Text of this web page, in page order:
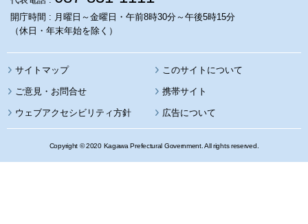
開庁時間 : 月曜日～金曜日・午前8時30分～午後5時15分
（休日・年末年始を除く）
サイトマップ このサイトについて
携帯サイト
ウェブアクセシビリティ方針 広告について
Copyright © 2020 Kagawa Prefectural Government. All rights reserved.